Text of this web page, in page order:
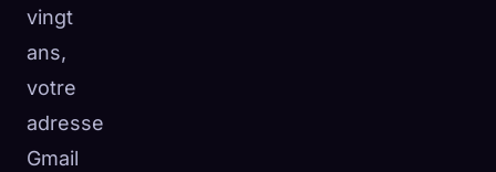
vingt
ans,
votre
adresse
Gmail